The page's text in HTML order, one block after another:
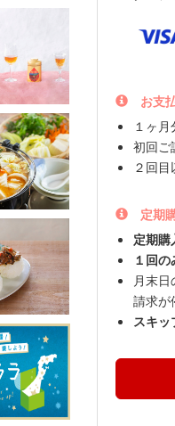
お支
１ヶ
初回ご
２回目
定期
定期購
１回
月末
請求が
スキッ